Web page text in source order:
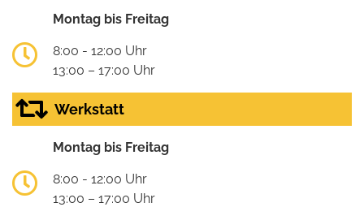
Montag bis Freitag
8:00 - 12:00 Uhr
13:00 – 17:00 Uhr
Werkstatt
Montag bis Freitag
8:00 - 12:00 Uhr
13:00 – 17:00 Uhr